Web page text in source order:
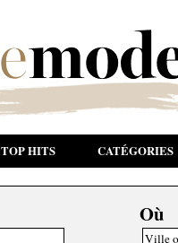
TOP HITS CATÉGORIES
Où